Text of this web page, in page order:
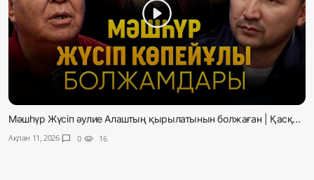
Мәшһүр Жүсіп әулие Алаштың қырылатынын болжаған | Қасқ...
Ақпан 11, 2026 chat_bubble 0 visibility 16